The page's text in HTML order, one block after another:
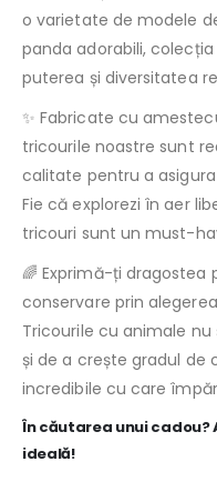
o varietate de modele
panda adorabili,
puterea și diversitatea
✨ Fabricate cu
tricourile noastre sunt
calitate pentru a
Fie că explorezi în aer
tricouri sunt un must-
🌈 Exprimă-ți dragostea
conservare prin
Tricourile cu animale
și de a crește gradul de
incredibile cu care
În căutarea unui cadou?
ideală!